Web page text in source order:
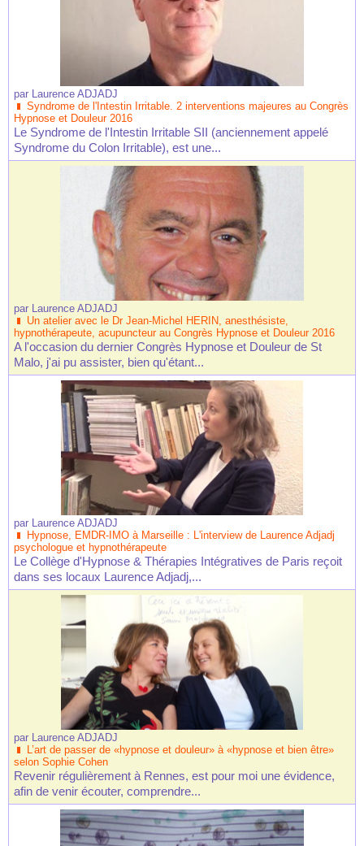
par Laurence ADJADJ
Syndrome de l'Intestin Irritable. 2 interventions majeures au Congrès
Hypnose et Douleur 2016
Le Syndrome de l'Intestin Irritable SII (anciennement appelé
Syndrome du Colon Irritable), est une...
par Laurence ADJADJ
Un atelier avec le Dr Jean-Michel HERIN, anesthésiste,
hypnothérapeute, acupuncteur au Congrès Hypnose et Douleur 2016
A l'occasion du dernier Congrès Hypnose et Douleur de St
Malo, j'ai pu assister, bien qu'étant...
par Laurence ADJADJ
Hypnose, EMDR-IMO à Marseille : L'interview de Laurence Adjadj
psychologue et hypnothérapeute
Le Collège d'Hypnose & Thérapies Intégratives de Paris reçoit
dans ses locaux Laurence Adjadj,...
par Laurence ADJADJ
L’art de passer de «hypnose et douleur» à «hypnose et bien être»
selon Sophie Cohen
Revenir régulièrement à Rennes, est pour moi une évidence,
afin de venir écouter, comprendre...